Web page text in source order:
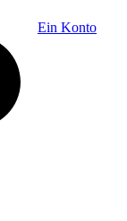
Ein Konto